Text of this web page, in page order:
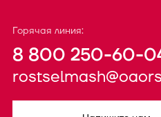
Горячая линия:
8 800 250-60-